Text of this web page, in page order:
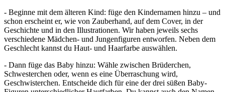
- Beginne mit dem älteren Kind: füge den Kindernamen hinzu – und
schon erscheint er, wie von Zauberhand, auf dem Cover, in der
Geschichte und in den Illustrationen. Wir haben jeweils sechs
verschiedene Mädchen- und Jungenfiguren entworfen. Neben dem
Geschlecht kannst du Haut- und Haarfarbe auswählen.
- Dann füge das Baby hinzu: Wähle zwischen Brüderchen,
Schwesterchen oder, wenn es eine Überraschung wird,
Geschwisterchen. Entscheide dich für eine der drei süßen Baby-